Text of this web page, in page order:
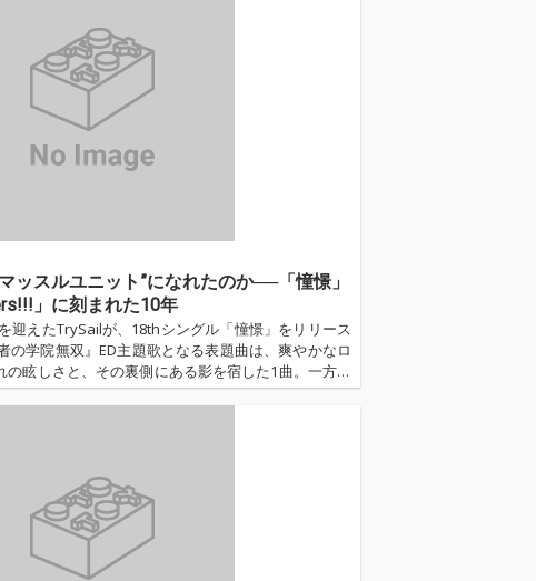
ッスルユニット”になれたのか──「憧憬」
」に刻まれた10年
迎えたTrySailが、18thシングル「憧憬」をリリース
の学院無双』ED主題歌となる表題曲は、爽やかなロ
の眩しさと、その裏側にある影を宿した1曲。一方、
Cheers!!!」は、10周年を駆け抜けた3人とファン
”のような楽曲だ。...…